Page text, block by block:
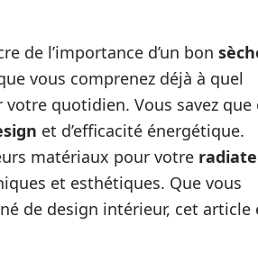
de l’importance d’un bon
vous comprenez déjà à quel
quotidien. Vous savez que
et d’efficacité énergétique.
matériaux pour votre
et esthétiques. Que vous
de design intérieur, cet article